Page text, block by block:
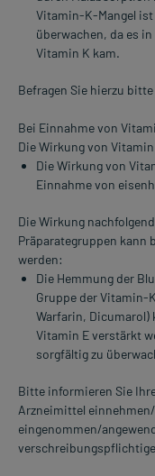
Vitamin-K-Mangel
überwachen, da es
Vitamin K kam.
Befragen Sie hierzu
Bei Einnahme von
Die Wirkung von
Die Wirkung von
Einnahme von
Die Wirkung
Präparategruppen kann
werden:
Die Hemmung der
Gruppe der Vitamin-
Warfarin, Dicumarol)
Vitamin E verstärkt
sorgfältig zu
Bitte informieren Sie
Arzneimittel
eingenommen/